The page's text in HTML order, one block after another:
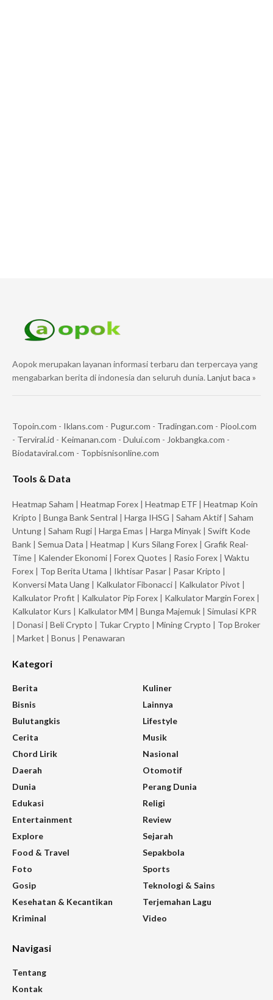
Aopok merupakan layanan informasi terbaru dan terpercaya yang
mengabarkan berita di indonesia dan seluruh dunia.Lanjut baca »
Topoin.com - Iklans.com - Pugur.com - Tradingan.com - Piool.com
- Terviral.id - Keimanan.com - Dului.com - Jokbangka.com -
Biodataviral.com - Topbisnisonline.com
Tools & Data
Heatmap Saham Heatmap Forex Heatmap ETF
Heatmap Koin
Kripto
Bunga Bank Sentral Harga IHSG Saham Aktif
Saham
Untung
Saham Rugi Harga Emas Harga Minyak
Swift Kode
Bank
Semua Data Heatmap Kurs Silang Forex
Grafik Real-
Time
Kalender Ekonomi Forex Quotes Rasio Forex
Waktu
Forex
Top Berita Utama Ikhtisar Pasar Pasar Kripto
Konversi Mata Uang
Kalkulator Fibonacci Kalkulator Pivot
Kalkulator Profit
Kalkulator Pip Forex Kalkulator Margin Forex
Kalkulator Kurs
Kalkulator MM Bunga Majemuk
Simulasi KPR
Donasi Beli Crypto Tukar Crypto Mining Crypto
Top Broker
Market Bonus Penawaran
Kategori
Berita
Bisnis
Bulutangkis
Cerita
Chord Lirik
Daerah
Dunia
Edukasi
Entertainment
Explore
Food & Travel
Foto
Gosip
Kesehatan & Kecantikan
Kriminal
Kuliner
Lainnya
Lifestyle
Musik
Nasional
Otomotif
Perang Dunia
Religi
Review
Sejarah
Sepakbola
Sports
Teknologi & Sains
Terjemahan Lagu
Video
Navigasi
Tentang
Kontak